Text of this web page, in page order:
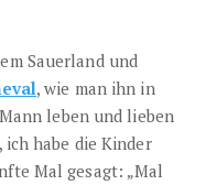
Sauerland und
, wie man ihn in
leben und lieben
habe die Kinder
Mal gesagt: „Mal